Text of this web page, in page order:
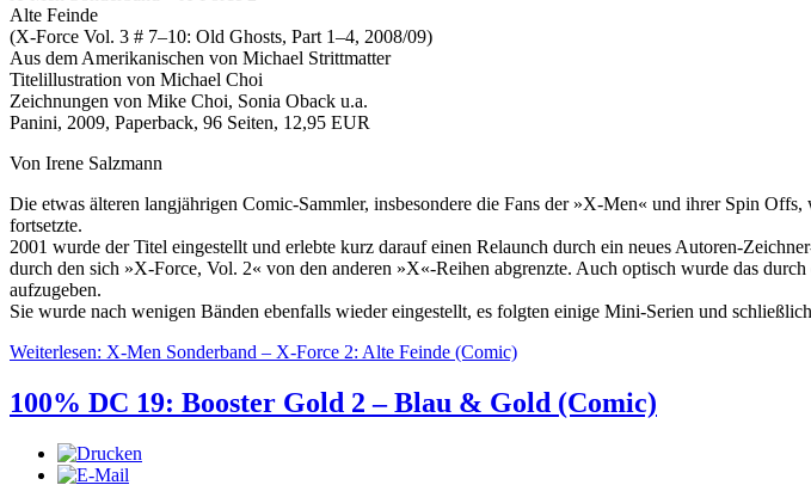
Alte Feinde
(X-Force Vol. 3 # 7–10: Old Ghosts, Part 1–4, 2008/09)
Aus dem Amerikanischen von Michael Strittmatter
Titelillustration von Michael Choi
Zeichnungen von Mike Choi, Sonia Oback u.a.
Panini, 2009, Paperback, 96 Seiten, 12,95 EUR
Von Irene Salzmann
Die etwas älteren langjährigen Comic-Sammler, insbesondere die Fans der »X-Men« und ihrer Spin
fortsetzte.
2001 wurde der Titel eingestellt und erlebte kurz darauf einen Relaunch durch ein neues Autoren-
durch den sich »X-Force, Vol. 2« von den anderen »X«-Reihen abgrenzte. Auch optisch wurde das
aufzugeben.
Sie wurde nach wenigen Bänden ebenfalls wieder eingestellt, es folgten einige Mini-Serien und
Weiterlesen: X-Men Sonderband – X-Force 2: Alte Feinde (Comic)
100% DC 19: Booster Gold 2 – Blau & Gold (Comic)